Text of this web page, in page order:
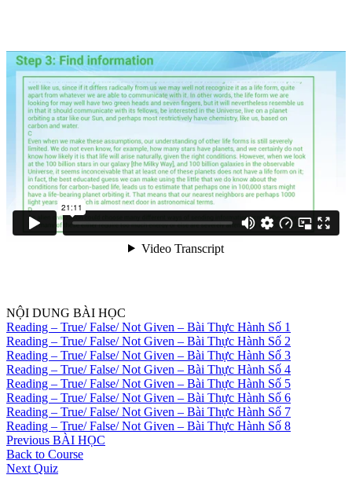
NỘI DUNG BÀI HỌC
Reading – True/ False/ Not Given – Bài Thực Hành Số 1
Reading – True/ False/ Not Given – Bài Thực Hành Số 2
Reading – True/ False/ Not Given – Bài Thực Hành Số 3
Reading – True/ False/ Not Given – Bài Thực Hành Số 4
Reading – True/ False/ Not Given – Bài Thực Hành Số 5
Reading – True/ False/ Not Given – Bài Thực Hành Số 6
Reading – True/ False/ Not Given – Bài Thực Hành Số 7
Reading – True/ False/ Not Given – Bài Thực Hành Số 8
Previous BÀI HỌC
Back to Course
Next Quiz